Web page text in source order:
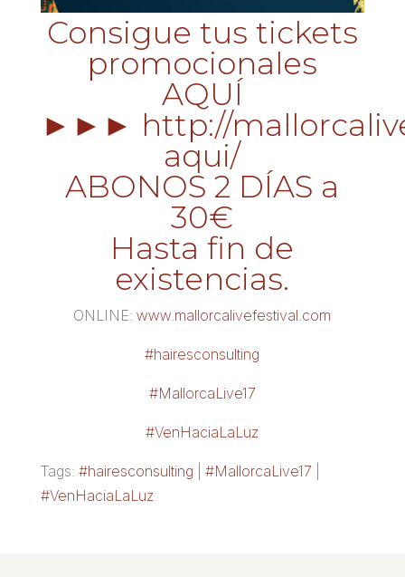
Consigue tus tickets
promocionales
AQUÍ
►►► http://
aqui/
ABONOS 2 DÍAS a
30€
Hasta fin de
existencias.
ONLINE:www.mallorcalivefestival.com
#hairesconsulting
#MallorcaLive17
#VenHaciaLaLuz
Tags: #hairesconsulting #MallorcaLive17
#VenHaciaLaLuz